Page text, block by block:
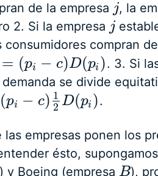
de la empresa j
j , la
2. Si la empresa j
j
consumidores compran
= (pi − c)D(pi)
(p −c) D(p i) . 3. Si
demanda se divide
(pi − c) 1
2 D(pi)
−c) 12D(p i) .
las empresas ponen los
ésto,
y Boeing (empresa B
B ),